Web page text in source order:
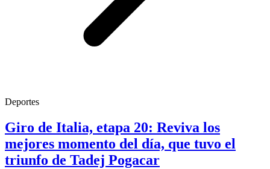
Deportes
Giro de Italia, etapa 20: Reviva los
mejores momento del día, que tuvo el
triunfo de Tadej Pogacar